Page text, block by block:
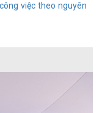
việc theo nguyên